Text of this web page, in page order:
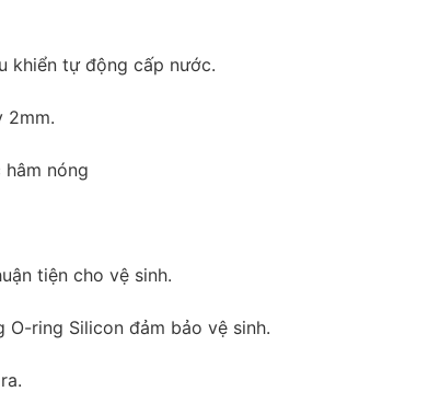
tự động cấp nước.
nóng
tiện cho vệ sinh.
ring Silicon đảm bảo vệ sinh.